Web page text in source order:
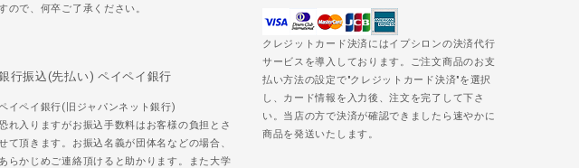
ので、何卒ご了承ください。
クレジットカード決済にはイプシロンの決済代行
サービスを導入しております。ご注文商品のお支
払い方法の設定で"クレジットカード決済"を選択
し、カード情報を入力後、注文を完了して下さ
い。当店の方で決済が確認できましたら速やかに
商品を発送いたします。
行振込(先払い) ペイペイ銀行
イペイ銀行(旧ジャパンネット銀行)
れ入りますがお振込手数料はお客様の負担とさ
て頂きます。お振込名義が団体名などの場合、
らかじめご連絡頂けると助かります。また大学